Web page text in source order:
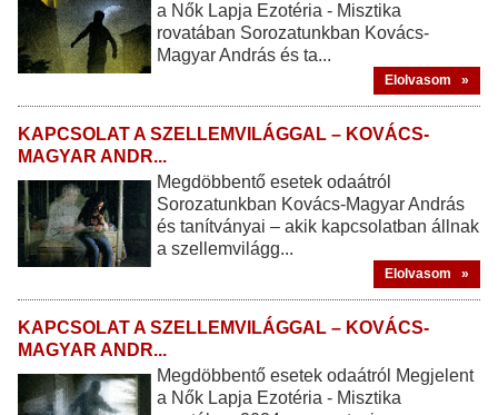
a Nők Lapja Ezotéria - Misztika
rovatában Sorozatunkban Kovács-
Magyar András és ta...
Elolvasom »
KAPCSOLAT A SZELLEMVILÁGGAL – KOVÁCS-
MAGYAR ANDR...
Megdöbbentő esetek odaátról
Sorozatunkban Kovács-Magyar András
és tanítványai – akik kapcsolatban állnak
a szellemvilágg...
Elolvasom »
KAPCSOLAT A SZELLEMVILÁGGAL – KOVÁCS-
MAGYAR ANDR...
Megdöbbentő esetek odaátról Megjelent
a Nők Lapja Ezotéria - Misztika